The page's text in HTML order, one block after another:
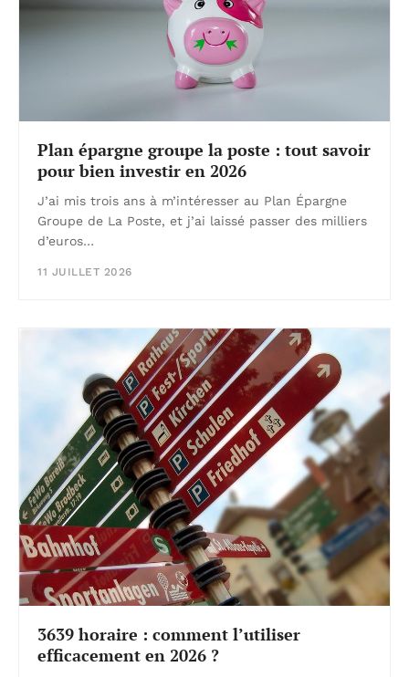
Plan épargne groupe la poste : tout savoir
pour bien investir en 2026
J’ai mis trois ans à m’intéresser au Plan Épargne
Groupe de La Poste, et j’ai laissé passer des milliers
d’euros…
11 JUILLET 2026
3639 horaire : comment l’utiliser
efficacement en 2026 ?